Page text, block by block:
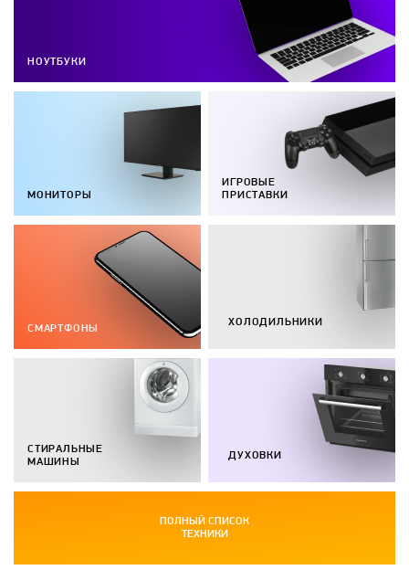
НОУТБУКИ
МОНИТОРЫ
ИГРОВЫЕ
ПРИСТАВКИ
СМАРТФОНЫ
СТИРАЛЬНЫЕ
МАШИНЫ
ХОЛОДИЛЬНИКИ
ДУХОВКИ
ПОЛНЫЙ СПИСОК
ТЕХНИКИ